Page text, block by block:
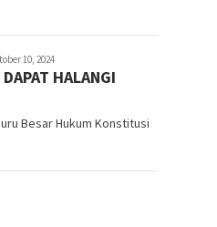
10, 2024
HALANGI
Besar Hukum Konstitusi